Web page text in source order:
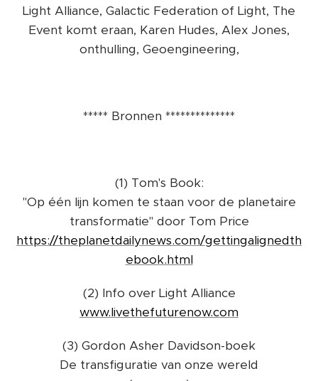
Light Alliance, Galactic Federation of Light, The
Event komt eraan, Karen Hudes, Alex Jones,
onthulling, Geoengineering,
***** Bronnen **************
(1) Tom's Book:
"Op één lijn komen te staan ​​voor de planetaire
transformatie" door Tom Price
https://theplanetdailynews.com/gettingalignedth
ebook.html
(2) Info over Light Alliance
www.livethefuturenow.com
(3) Gordon Asher Davidson-boek
De transfiguratie van onze wereld